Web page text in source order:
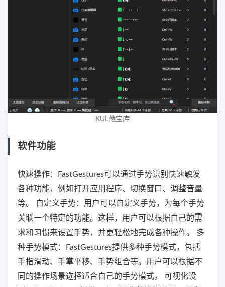
KUL藏宝库
软件功能
快速操作：FastGestures可以通过手势识别快速触发
各种功能，例如打开应用程序、切换窗口、调整音量
等。 自定义手势：用户可以自定义手势，为每个手势
关联一个特定的功能。这样，用户可以根据自己的需
求和习惯来设置手势，并更轻松地完成各种操作。 多
种手势模式：FastGestures提供多种手势模式，包括
手指滑动、手掌平移、手势组合等。用户可以根据不
同的操作场景选择适合自己的手势模式。 可视化设